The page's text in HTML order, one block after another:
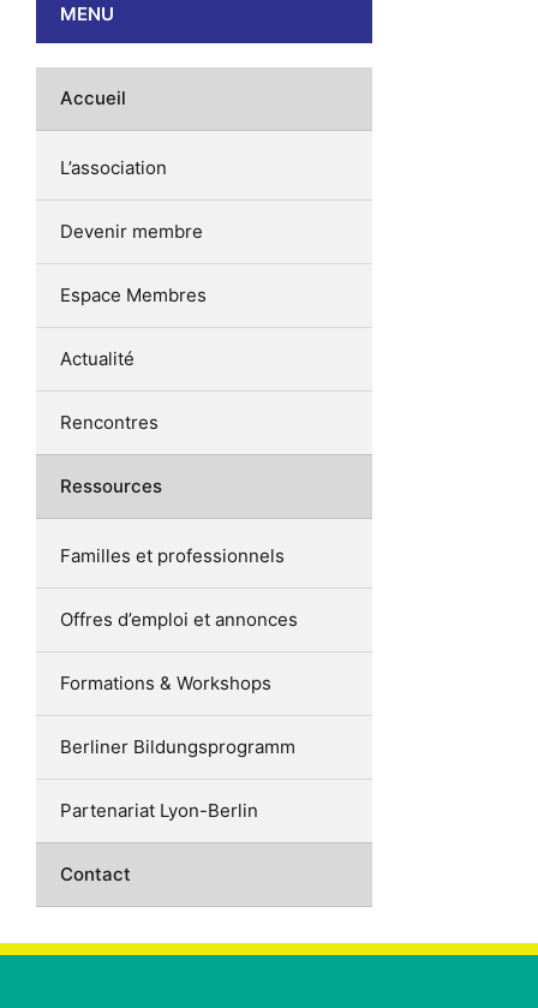
MENU
Accueil
L’association
Devenir membre
Espace Membres
Actualité
Rencontres
Ressources
Familles et professionnels
Offres d’emploi et annonces
Formations & Workshops
Berliner Bildungsprogramm
Partenariat Lyon-Berlin
Contact